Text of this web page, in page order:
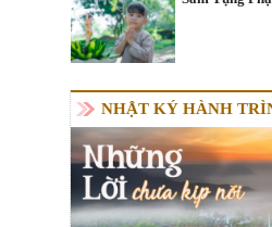
NHẬT KÝ HÀNH